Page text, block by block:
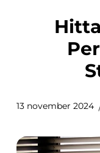
Hitta de Perfekta
13 november 2024